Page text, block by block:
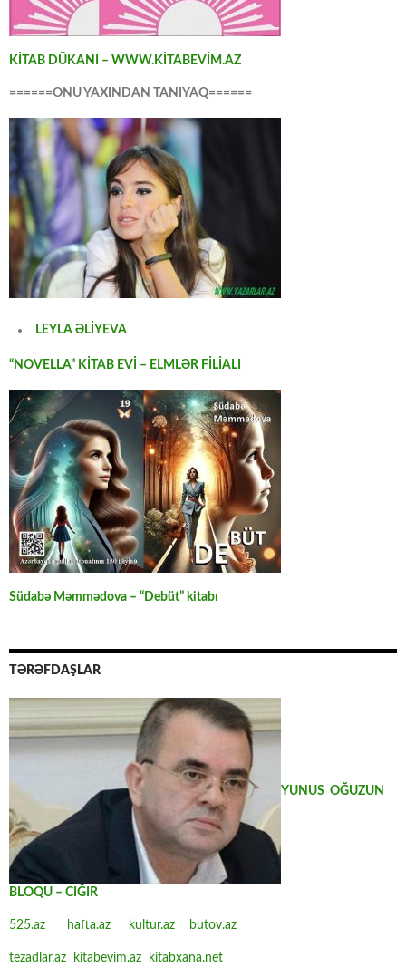
KİTAB DÜKANI – WWW.KİTABEVİM.AZ
======ONU YAXINDAN TANIYAQ======
LEYLA ƏLİYEVA
“NOVELLA” KİTAB EVİ – ELMLƏR FİLİALI
Südabə Məmmədova – “Debüt” kitabı
TƏRƏFDAŞLAR
YUNUS OĞUZUN
BLOQU – CIĞIR
525.az hafta.az kultur.az butov.az
tezadlar.az kitabevim.az kitabxana.net